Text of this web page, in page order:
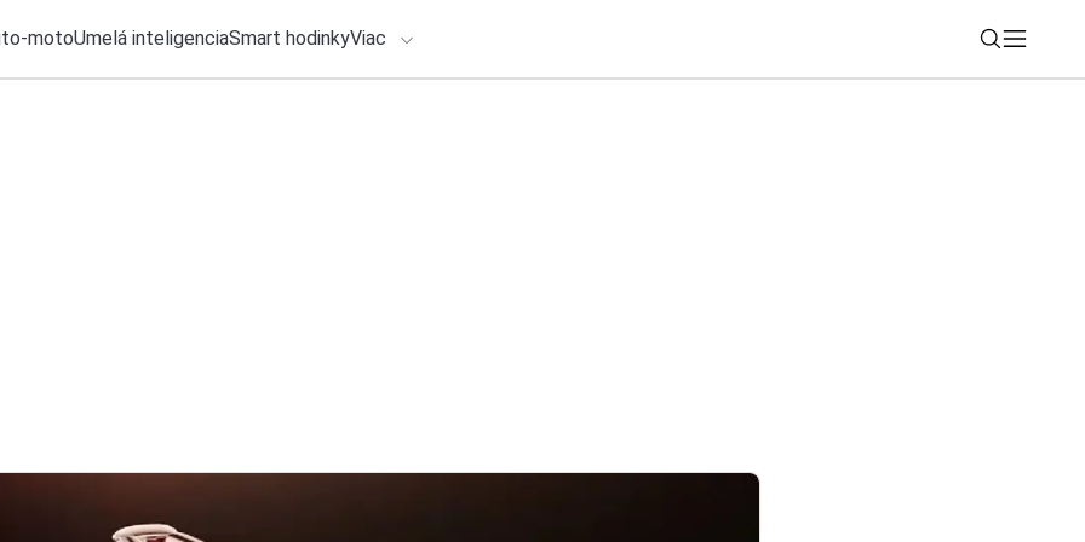
motoUmelá inteligenciaSmart hodinkyViac